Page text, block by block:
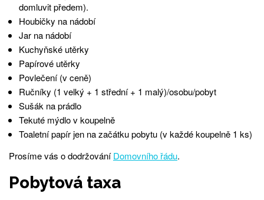
domluvit předem).
Houbičky na nádobí
Jar na nádobí
Kuchyňské utěrky
Papírové utěrky
Povlečení (v ceně)
Ručníky (1 velký + 1 střední + 1 malý)/osobu/pobyt
Sušák na prádlo
Tekuté mýdlo v koupelně
Toaletní papír jen na začátku pobytu (v každé koupelně 1 ks)
Prosíme vás o dodržováníDomovního řádu.
Pobytová taxa